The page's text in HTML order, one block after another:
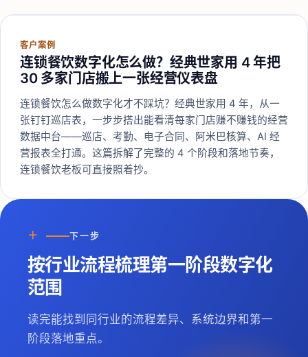
客户案例
连锁餐饮数字化怎么做？经典世家用 4 年把
30 多家门店搬上一张经营仪表盘
连锁餐饮怎么做数字化才不踩坑？经典世家用 4 年，从一
张钉钉巡店表，一步步搭出能看清每家门店赚不赚钱的经营
数据中台——巡店、考勤、电子合同、阿米巴核算、AI 经
营报表全打通。这篇拆解了完整的 4 个阶段和落地节奏，
连锁餐饮老板可直接照着抄。
＋ 下一步
按行业流程梳理第一阶段数字化
范围
读完能找到同行业的流程差异、系统边界和第一
阶段落地重点。